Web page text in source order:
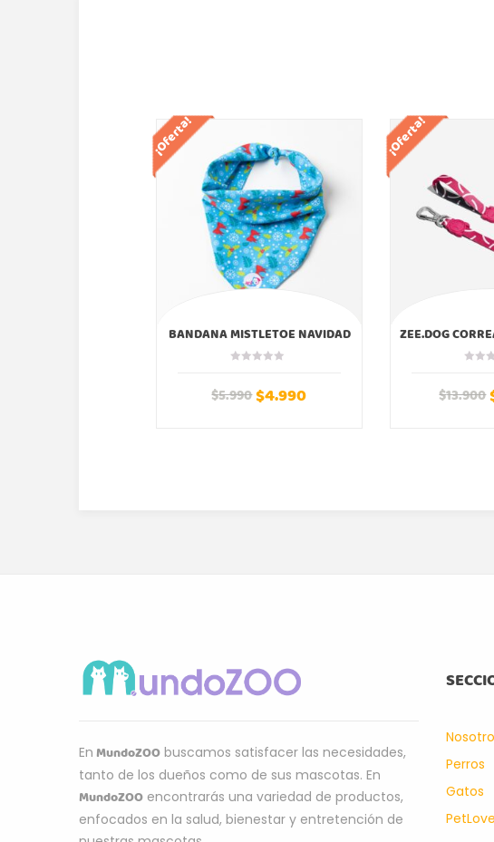
¡Oferta!
BANDANA MISTLETOE NAVIDAD
$5.990$4.990
¡Oferta!
ZEE.DOG
$13.900
En MundoZOO buscamos satisfacer las necesidades,
tanto de los dueños como de sus mascotas. En
MundoZOO encontrarás una variedad de productos,
enfocados en la salud, bienestar y entretención de
Perros
Gatos